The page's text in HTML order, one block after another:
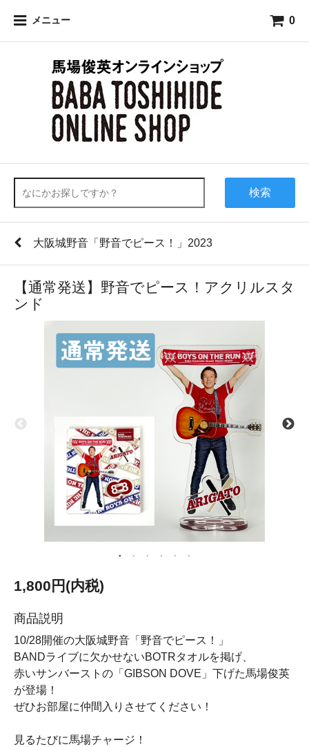
メニュー 0
検索
大阪城野音「野音でピース！」2023
【通常発送】野音でピース！アクリルスタ
ンド
1,800円(内税)
商品説明
10/28開催の大阪城野音「野音でピース！」
BANDライブに欠かせないBOTRタオルを掲げ、
赤いサンバーストの「GIBSON DOVE」下げた馬場俊英
が登場！
ぜひお部屋に仲間入りさせてください！
見るたびに馬場チャージ！